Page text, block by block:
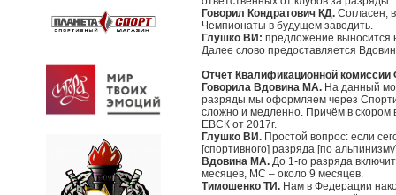
Говорил Кондратович КД. Согласен,
Чемпионаты в будущем заводить.
Глушко ВИ: предложение выносится
Далее слово предоставляется
Отчёт Квалификационной
Говорила Вдовина МА. На данный
разряды мы оформляем через
сложно и медленно. Причём в
ЕВСК от 2017г.
Глушко ВИ. Простой вопрос: если
[спортивного] разряда [по
Вдовина МА. До 1-го разряда
месяцев, МС – около 9 месяцев.
Тимошенко ТИ. Нам в Федерации